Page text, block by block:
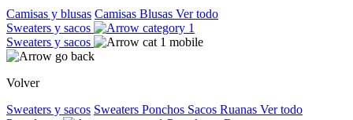
Camisas y blusas Camisas Blusas Ver todo
Sweaters y sacos
Sweaters y sacos
Volver
Sweaters y sacos Sweaters Ponchos Sacos Ruanas Ver todo